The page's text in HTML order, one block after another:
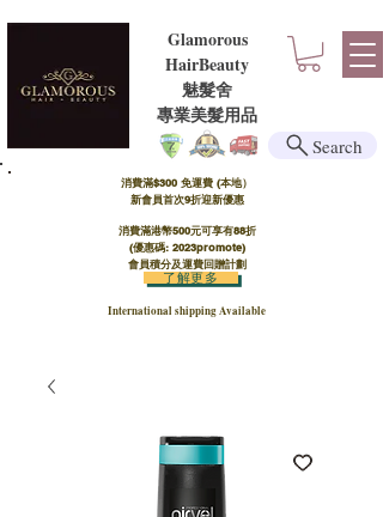
Glamorous
HairBeauty
魅髮舍
​​專業美髮用品
消費滿$300 免運費 (本地）​
新會員首次9折迎新優惠
消費滿港幣500元可享有88折
(優惠碼: 2023promote)
會員積分及運費回贈計劃
International shipping Available
了解更多
Search